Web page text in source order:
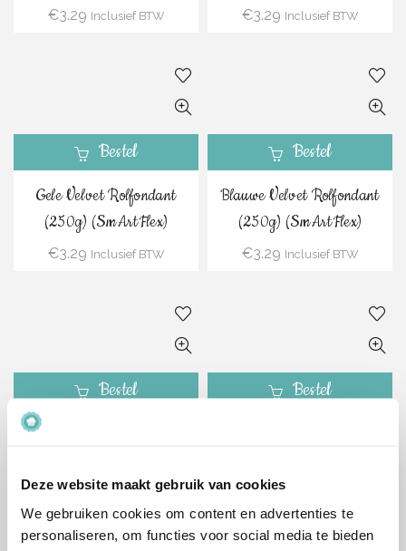
Deze website maakt gebruik van cookies
We gebruiken cookies om content en advertenties te
personaliseren, om functies voor social media te bieden
€3.29 Inclusief BTW €3.29 Inclusief BTW
Bestel
Gele Velvet Rolfondant
(250g) (SmArtFlex)
€3.29 Inclusief BTW
Bestel
Blauwe Velvet Rolfondant
(250g) (SmArtFlex)
€3.29 Inclusief BTW
Bestel
(SmArtFlex)
€3.29 Inclusief BTW
Bestel
€3.29 Inclusief BTW